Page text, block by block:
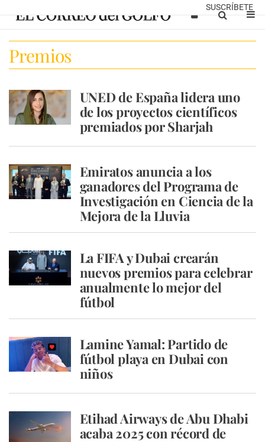
SUSCRÍBETE
Premios
UNED de España lidera uno
de los proyectos científicos
premiados por Sharjah
Emiratos anuncia a los
ganadores del Programa de
Investigación en Ciencia de la
Mejora de la Lluvia
La FIFA y Dubai crearán
nuevos premios para celebrar
anualmente lo mejor del
fútbol
Lamine Yamal: Partido de
fútbol playa en Dubai con
niños
Etihad Airways de Abu Dhabi
acaba 2025 con récord de